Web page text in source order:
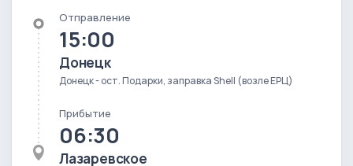
Отправление
15:00
Донецк
Донецк - ост. Подарки, заправка Shell (возле ЕРЦ)
Прибытие
06:30
Лазаревское